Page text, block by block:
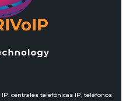
centrales telefónicas IP, teléfonos